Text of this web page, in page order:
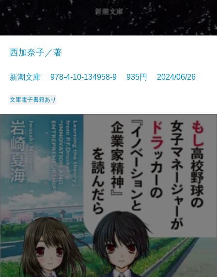
西加奈子／著
新潮文庫 978-4-10-134958-9 935円 2024/06/26
文庫電子書籍あり